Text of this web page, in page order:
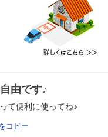
由です♪
て便利に使ってね♪
コピー